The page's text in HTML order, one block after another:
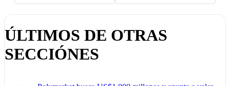
ÚLTIMOS DE OTRAS
SECCIÓNES